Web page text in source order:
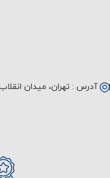
آدرس : تهران، میدان انقلاب،